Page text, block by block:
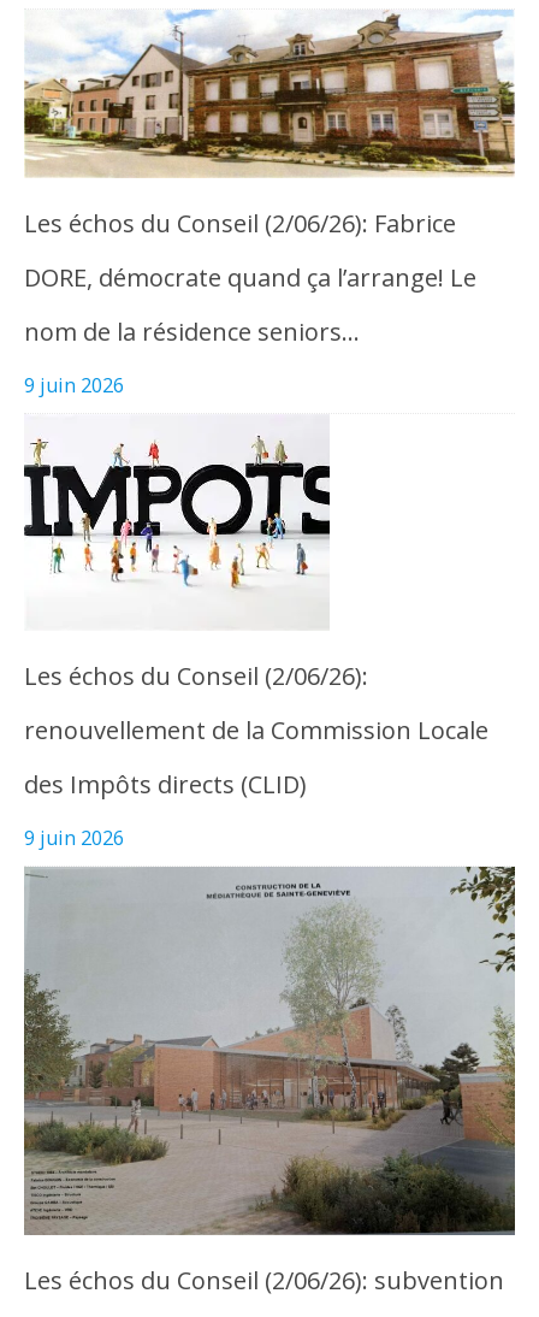
Les échos du Conseil (2/06/26): Fabrice
DORE, démocrate quand ça l’arrange! Le
nom de la résidence seniors…
9 juin 2026
Les échos du Conseil (2/06/26):
renouvellement de la Commission Locale
des Impôts directs (CLID)
9 juin 2026
Les échos du Conseil (2/06/26): subvention